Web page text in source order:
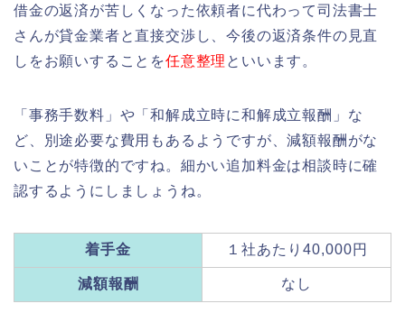
借金の返済が苦しくなった依頼者に代わって司法書士
さんが貸金業者と直接交渉し、今後の返済条件の見直
しをお願いすることを任意整理 といいます。
「事務手数料」や「和解成立時に和解成立報酬」な
ど、別途必要な費用もあるようですが、減額報酬がな
いことが特徴的ですね。細かい追加料金は相談時に確
認するようにしましょうね。
着手金 １社あたり40,000円
減額報酬 なし